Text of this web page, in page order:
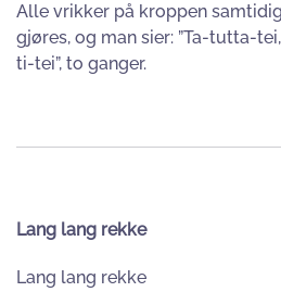
Alle vrikker på kroppen
gjøres, og man sier: ”Ta-tutta-
ti-tei”, to ganger.
Lang lang rekke
Lang lang rekke